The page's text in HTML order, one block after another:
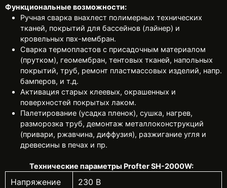
Функциональные возможности:
Ручная сварка внахлест полимерных технических
тканей, покрытий для бассейнов (лайнер) и
кровельных пвх-мембран.
Сварка термопластов с присадочным материалом
(прутком), геомембран, тентовых тканей, напольных
покрытий, труб, ремонт пластмассовых изделий, напр.
бамперов, и т.д.
Активация старых клеевых, окрашенных и
поверхностей покрытых лаком.
Палетирование (усадка пленок), сушка, нагрев,
разморозка труб, демонтаж металлоконструкций
(привари, ржавчина, диффузия), разжигание угля и
древесины в печах и пр.
Технические параметры Profter SH-2000W:
Напряжение 230 В